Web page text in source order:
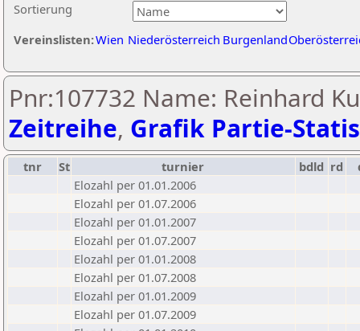
Sortierung
Vereinslisten:Wien Niederösterreich Burgenland
Pnr:107732 Name: Reinhard
Zeitreihe, Grafik Partie-
tnr St turnier bdld rd
Elozahl per 01.01.2006
Elozahl per 01.07.2006
Elozahl per 01.01.2007
Elozahl per 01.07.2007
Elozahl per 01.01.2008
Elozahl per 01.07.2008
Elozahl per 01.01.2009
Elozahl per 01.07.2009